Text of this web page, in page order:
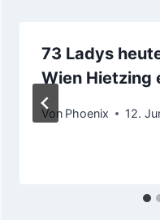
73 Ladys
Wien Hietzing
Von Phoenix 12.